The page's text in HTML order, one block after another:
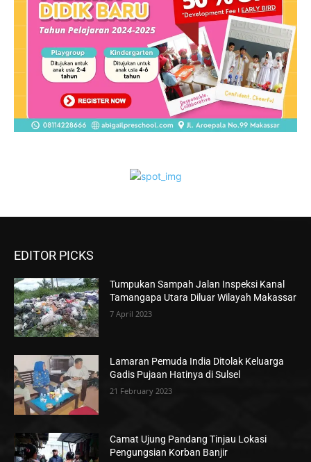
EDITOR PICKS
Tumpukan Sampah Jalan Inspeksi Kanal
Tamangapa Utara Diluar Wilayah Makassar
7 April 2023
Lamaran Pemuda India Ditolak Keluarga
Gadis Pujaan Hatinya di Sulsel
21 February 2023
Camat Ujung Pandang Tinjau Lokasi
Pengungsian Korban Banjir